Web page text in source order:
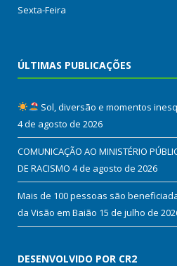
Sexta-Feira
ÚLTIMAS PUBLICAÇÕES
Sol, diversão e momentos
4 de agosto de 2026
COMUNICAÇÃO AO MINISTÉRIO
DE RACISMO 4 de agosto de 2026
Mais de 100 pessoas são
da Visão em Baião 15 de julho de
DESENVOLVIDO POR CR2